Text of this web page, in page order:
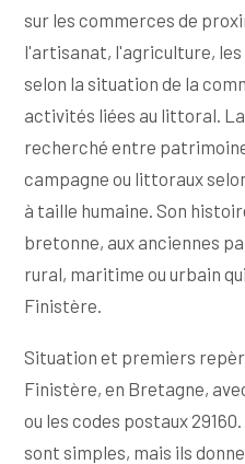
sur les commerces de
l'artisanat, l'agriculture,
selon la situation de la
activités liées au littoral.
recherché entre
campagne ou littoraux
à taille humaine. Son
bretonne, aux anciennes
rural, maritime ou urbain
Finistère.
Situation et premiers
Finistère, en Bretagne,
ou les codes postaux
sont simples, mais ils